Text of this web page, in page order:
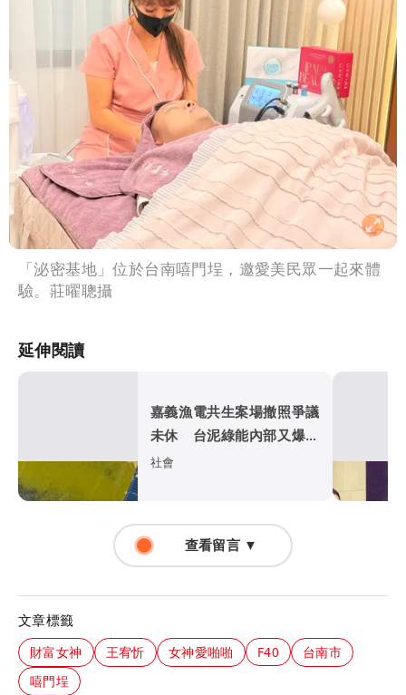
「泌密基地」位於台南嘻門埕，邀愛美民眾一起來體
驗。莊曜聰攝
延伸閱讀
嘉義漁電共生案場撤照爭議
未休 台泥綠能內部又爆弊
案
社會
查看留言 ▼
文章標籤
財富女神 王宥忻 女神愛啪啪 F40
台南市
嘻門埕